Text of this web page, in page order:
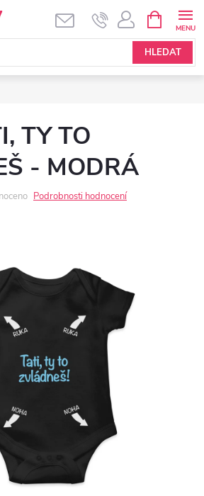
HLEDAT
NÁKUPNÍ
KOŠÍK
TY TO
- MODRÁ
Podrobnosti hodnocení